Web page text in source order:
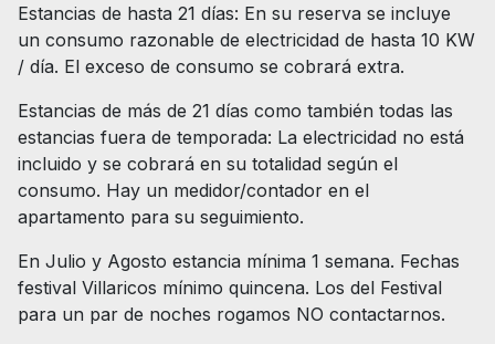
Estancias de hasta 21 días: En su reserva se incluye
un consumo razonable de electricidad de hasta 10 KW
/ día. El exceso de consumo se cobrará extra.
Estancias de más de 21 días como también todas las
estancias fuera de temporada: La electricidad no está
incluido y se cobrará en su totalidad según el
consumo. Hay un medidor/contador en el
apartamento para su seguimiento.
En Julio y Agosto estancia mínima 1 semana. Fechas
festival Villaricos mínimo quincena. Los del Festival
para un par de noches rogamos NO contactarnos.